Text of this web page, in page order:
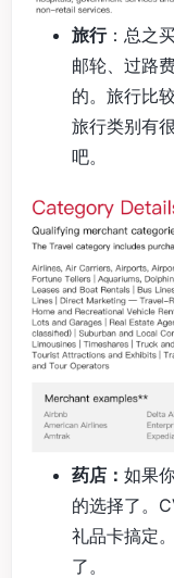
旅行：总之
邮轮、过路
的。旅行比
旅行类别有
吧。
药店： 如果
的选择了。
礼品卡搞定
了。